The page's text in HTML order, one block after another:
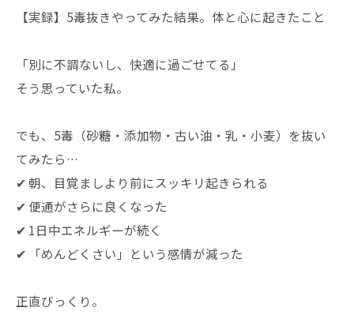
【実録】5毒抜きやってみた結果。体と心に起きたこと
「別に不調ないし、快適に過ごせてる」
そう思っていた私。
でも、5毒（砂糖・添加物・古い油・乳・小麦）を抜い
てみたら…
✔ 朝、目覚ましより前にスッキリ起きられる
✔ 便通がさらに良くなった
✔ 1日中エネルギーが続く
✔ 「めんどくさい」という感情が減った
正直びっくり。